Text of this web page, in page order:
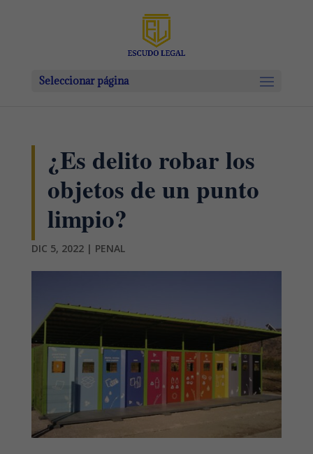
Seleccionar página
¿Es delito robar los
objetos de un punto
limpio?
DIC 5, 2022| PENAL